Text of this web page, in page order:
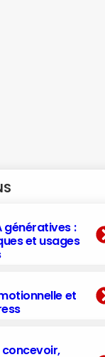
génératives :
et usages
et
concevoir,